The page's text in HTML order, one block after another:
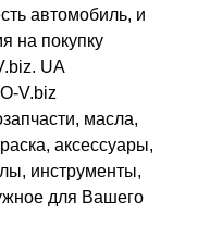
автомобиль, и
на покупку
UA
V.biz
масла,
аксессуары,
инструменты,
для Вашего